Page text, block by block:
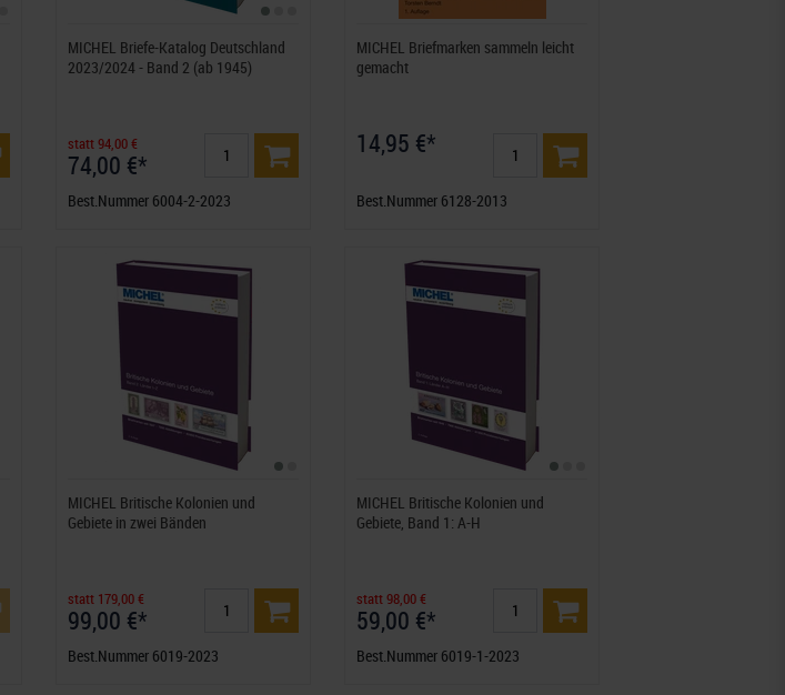
MICHEL Briefe-Katalog Deutschland
2023/2024 - Band 2 (ab 1945)
statt 94,00 €
74,00 €*
Best.Nummer 6004-2-2023
MICHEL Briefmarken sammeln leicht
gemacht
14,95 €*
Best.Nummer 6128-2013
MICHEL Britische Kolonien und
Gebiete in zwei Bänden
statt 179,00 €
99,00 €*
Best.Nummer 6019-2023
MICHEL Britische Kolonien und
Gebiete, Band 1: A-H
statt 98,00 €
59,00 €*
Best.Nummer 6019-1-2023